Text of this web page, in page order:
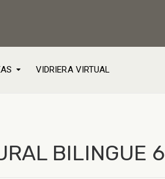
VIDRIERA VIRTUAL
BILINGUE 6